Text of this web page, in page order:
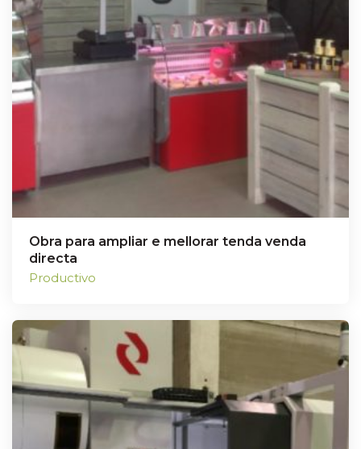
Obra para ampliar e mellorar tenda venda
directa
Productivo